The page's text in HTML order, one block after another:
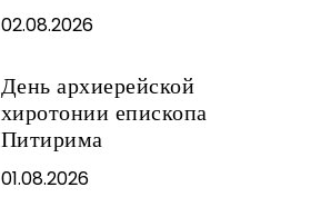
02.08.2026
День архиерейской
хиротонии епископа
Питирима
01.08.2026